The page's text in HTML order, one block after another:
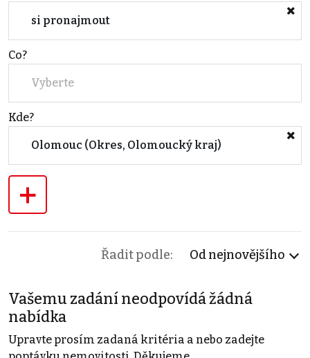
si pronajmout
Co?
Vyberte
Kde?
Olomouc (Okres, Olomoucký kraj)
+
Řadit podle: Od nejnovějšího
Vašemu zadání neodpovídá žádná
nabídka
Upravte prosím zadaná kritéria a nebo zadejte